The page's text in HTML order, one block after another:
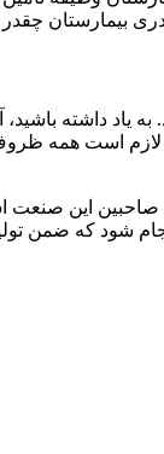
چقدر
یاد داشته
است همه
این صنعت
شود که ضمن